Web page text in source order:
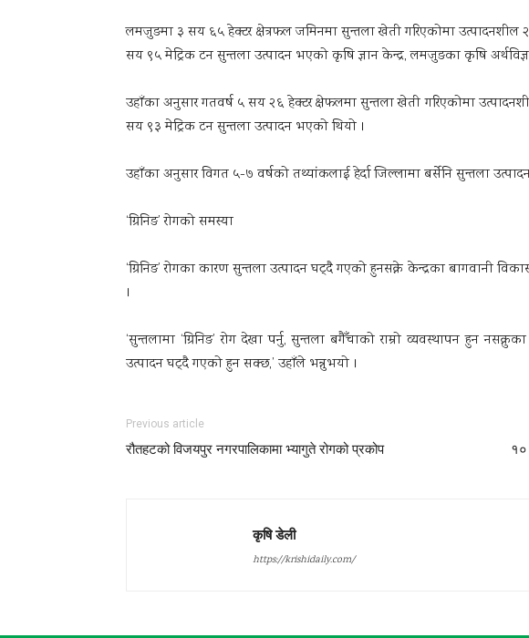
लमजुङमा ३ सय ६५ हेक्टर क्षेत्रफल जमिनमा सुन्तला खेती गरिएकोमा उत्पादनशील
सय ९५ मेट्रिक टन सुन्तला उत्पादन भएको कृषि ज्ञान केन्द्र, लमजुङका कृषि
उहाँका अनुसार गतवर्ष ५ सय २६ हेक्टर क्षेफलमा सुन्तला खेती गरिएकोमा
सय ९३ मेट्रिक टन सुन्तला उत्पादन भएको थियो ।
उहाँका अनुसार विगत ५-७ वर्षको तथ्यांकलाई हेर्दा जिल्लामा बर्सेनि सुन्तला
‘ग्रिनिङ’ रोगको समस्या
‘ग्रिनिङ’ रोगका कारण सुन्तला उत्पादन घट्दै गएको हुनसक्ने केन्द्रका बागवानी
।
‘सुन्तलामा ‘ग्रिनिङ’ रोग देखा पर्नु, सुन्तला बगैँचाको राम्रो व्यवस्थापन हुन
उत्पादन घट्दै गएको हुन सक्छ,’ उहाँले भन्नुभयो ।
Previous article
रौतहटको विजयपुर नगरपालिकामा भ्यागुते रोगको प्रकोप १०
कृषि डेली
https://krishidaily.com/